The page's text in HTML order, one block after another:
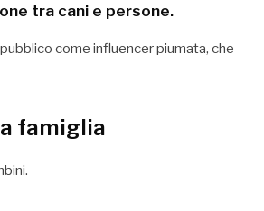
tra cani e persone.
come influencer piumata, che
famiglia